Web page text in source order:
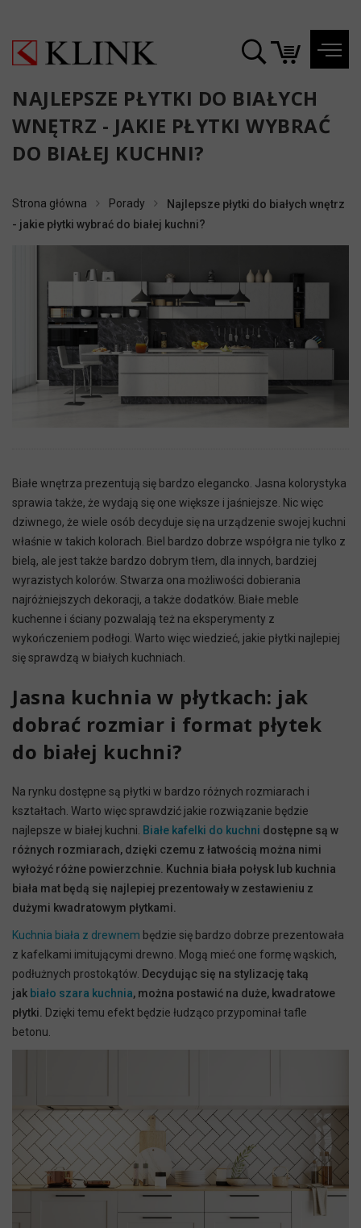
NAJLEPSZE PŁYTKI DO BIAŁYCH
WNĘTRZ - JAKIE PŁYTKI WYBRAĆ
DO BIAŁEJ KUCHNI?
Strona główna Porady
Najlepsze płytki do białych wnętrz
- jakie płytki wybrać do białej kuchni?
Białe wnętrza prezentują się bardzo elegancko. Jasna kolorystyka
sprawia także, że wydają się one większe i jaśniejsze. Nic więc
dziwnego, że wiele osób decyduje się na urządzenie swojej kuchni
właśnie w takich kolorach. Biel bardzo dobrze współgra nie tylko z
bielą, ale jest także bardzo dobrym tłem, dla innych, bardziej
wyrazistych kolorów. Stwarza ona możliwości dobierania
najróżniejszych dekoracji, a także dodatków. Białe meble
kuchenne i ściany pozwalają też na eksperymenty z
wykończeniem podłogi. Warto więc wiedzieć, jakie płytki najlepiej
się sprawdzą w białych kuchniach.
Jasna kuchnia w płytkach: jak
dobrać rozmiar i format płytek
do białej kuchni?
Na rynku dostępne są płytki w bardzo różnych rozmiarach i
kształtach. Warto więc sprawdzić jakie rozwiązanie będzie
najlepsze w białej kuchni. Białe kafelki do kuchni dostępne są w
różnych rozmiarach, dzięki czemu z łatwością można nimi
wyłożyć różne powierzchnie. Kuchnia biała połysk lub kuchnia
biała mat będą się najlepiej prezentowały w zestawieniu z
dużymi kwadratowym płytkami.
Kuchnia biała z drewnem będzie się bardzo dobrze prezentowała
z kafelkami imitującymi drewno. Mogą mieć one formę wąskich,
podłużnych prostokątów. Decydując się na stylizację taką
jak biało szara kuchnia, można postawić na duże, kwadratowe
płytki.
Dzięki temu efekt będzie łudząco przypominał tafle
betonu.